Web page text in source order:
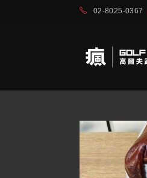
02-8025-0367